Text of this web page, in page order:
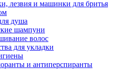
лезвия и машинки для бритья
душа
шампуни
волос
для укладки
и антиперспиранты